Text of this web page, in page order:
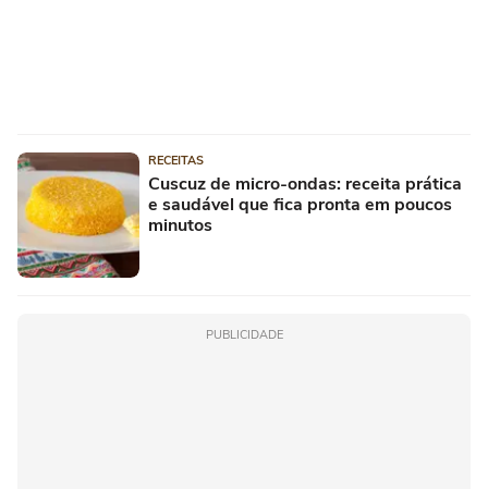
RECEITAS
Cuscuz de micro-ondas: receita prática
e saudável que fica pronta em poucos
minutos
PUBLICIDADE